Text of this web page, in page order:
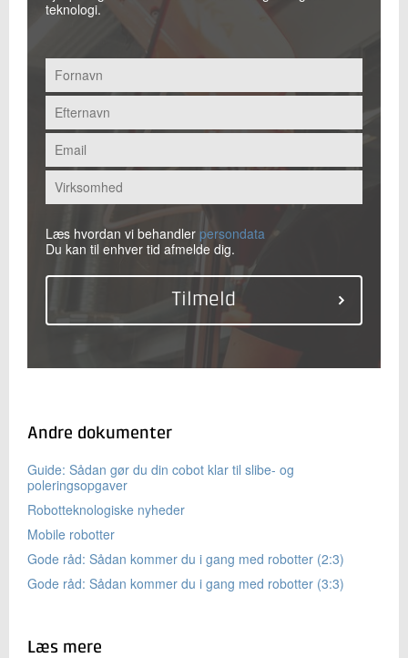
teknologi.
Læs hvordan vi behandler persondata
Du kan til enhver tid afmelde dig.
Andre dokumenter
Guide: Sådan gør du din cobot klar til slibe- og
poleringsopgaver
Robotteknologiske nyheder
Mobile robotter
Gode råd: Sådan kommer du i gang med robotter (2:3)
Gode råd: Sådan kommer du i gang med robotter (3:3)
Læs mere